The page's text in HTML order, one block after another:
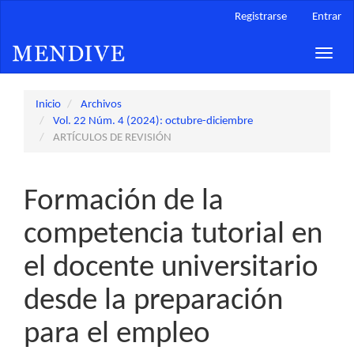
principal
Barra
Registrarse Entrar
Toggle
Inicio
Archivos
Vol. 22 Núm. 4 (2024): octubre-diciembre
ARTÍCULOS DE REVISIÓN
Formación de la
competencia tutorial en
el docente universitario
desde la preparación
para el empleo